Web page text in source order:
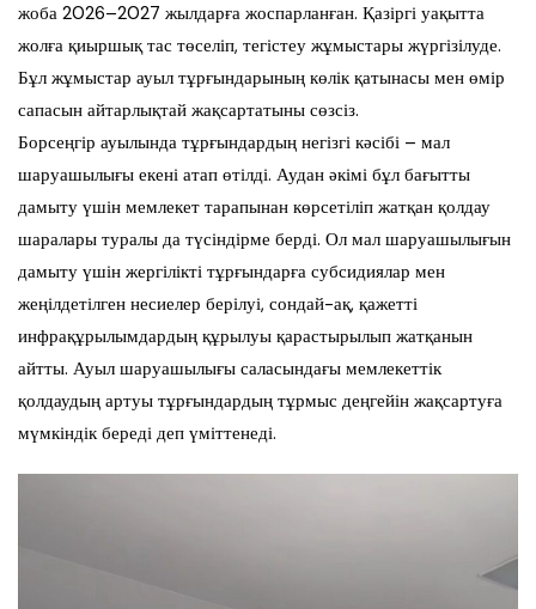
жоба 2026–2027 жылдарға жоспарланған. Қазіргі уақытта
жолға қиыршық тас төселіп, тегістеу жұмыстары жүргізілуде.
Бұл жұмыстар ауыл тұрғындарының көлік қатынасы мен өмір
сапасын айтарлықтай жақсартатыны сөзсіз.
Борсеңгір ауылында тұрғындардың негізгі кәсібі – мал
шаруашылығы екені атап өтілді. Аудан әкімі бұл бағытты
дамыту үшін мемлекет тарапынан көрсетіліп жатқан қолдау
шаралары туралы да түсіндірме берді. Ол мал шаруашылығын
дамыту үшін жергілікті тұрғындарға субсидиялар мен
жеңілдетілген несиелер берілуі, сондай-ақ, қажетті
инфрақұрылымдардың құрылуы қарастырылып жатқанын
айтты. Ауыл шаруашылығы саласындағы мемлекеттік
қолдаудың артуы тұрғындардың тұрмыс деңгейін жақсартуға
мүмкіндік береді деп үміттенеді.